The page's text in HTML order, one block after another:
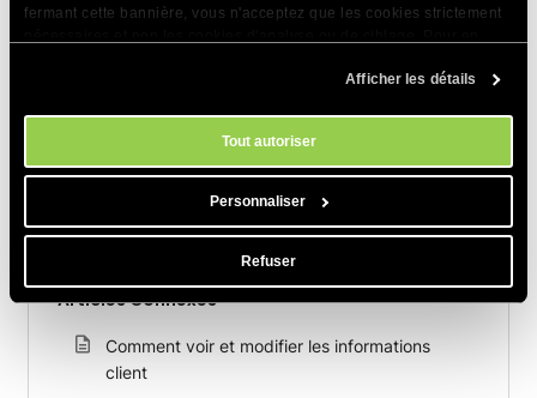
fermant cette bannière, vous n'acceptez que les cookies strictement
. Vous pouvez gérer vos préférences
Afficher les détails
Tout autoriser
Personnaliser
Refuser
restauré.
PARTAGER CET ARTICLE
Articles Connexes
Comment voir et modifier les informations
client